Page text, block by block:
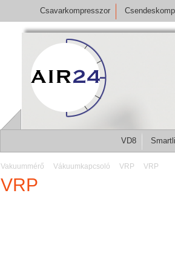
Csavarkompresszor
VD8
Vakuummérő Vákuumkapcsoló VRP VRP
VRP